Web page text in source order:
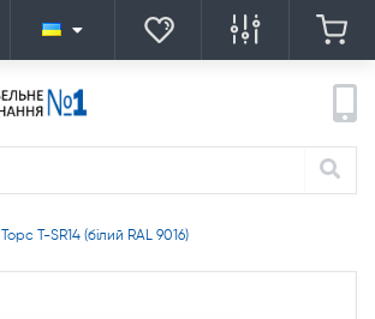
Торс T-SR14 (білий RAL 9016)